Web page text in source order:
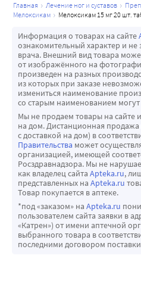
главная лечение ног и суставов
мелоксикам
мелоксикам 15 мг 20 шт.
Информация о товарах на сайте
ознакомительный характер и не
врача. Внешний вид товара
от изображённого на
произведен на разных
из которых при заказе
измениться наименование
со старым наименованием могут
Мы не продаем товары на сайте
на дом. Дистанционная
с доставкой на дом) в
Правительства может
организацией, имеющей
Росздравнадзора. Мы не
как владелец сайта Apteka.ru,
представленных на Apteka.ru
Товар покупается в аптеке.
*под «заказом» на Apteka.ru
пользователем сайта заявки в
«Катрен») от имени аптечной
выбранного товара в
последними договором поставки